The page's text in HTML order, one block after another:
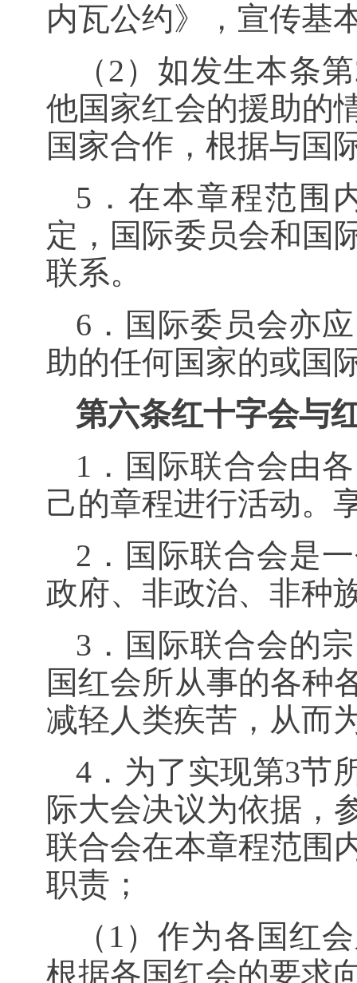
内瓦公约》，宣传基
（2 ）如发生本条第
他国家红会的援助的
国家合作，根据与国
5．在本章程范围
定，国际委员会和国
联系。
6．国际委员会亦
助的任何国家的或国
第六条红十字会与
1．国际联合会由
己的章程进行活动。
2．国际联合会是
政府、非政治、非种
3．国际联合会的
国红会所从事的各种
减轻人类疾苦，从而
4．为了实现第3节
际大会决议为依据，
联合会在本章程范围
职责；
（ 1 ）作为各国红
根据各国红会的要求